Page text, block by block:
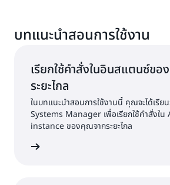
บทแนะนำสอนการใช้งาน
เรียกใช้คำสั่งในอินสแตนซ์ขอ
ระยะไกล
ในบทแนะนำสอนการใช้งานนี้ คุณจะได้เรียน
Systems Manager เพื่อเรียกใช้คำสั่งใน
instance ของคุณจากระยะไกล